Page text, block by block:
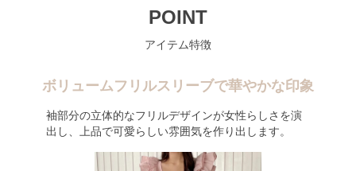
POINT
アイテム特徴
ボリュームフリルスリーブで華やかな印象
袖部分の立体的なフリルデザインが女性らしさを演
出し、上品で可愛らしい雰囲気を作り出します。